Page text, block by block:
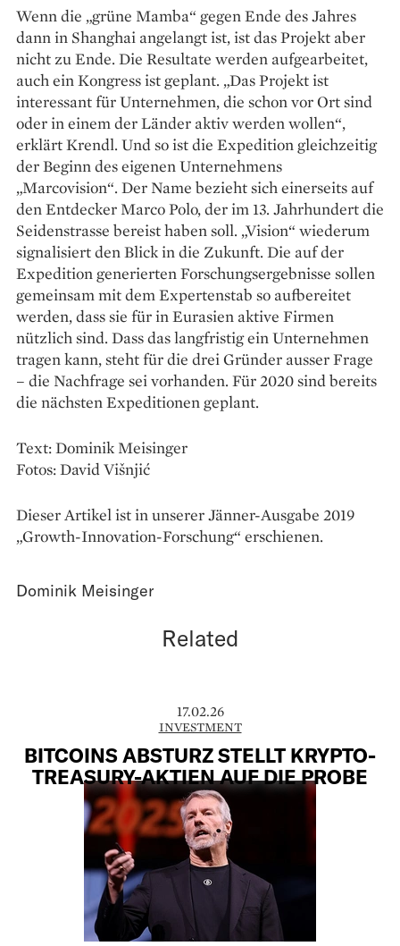
Wenn die „grüne ­Mamba“ gegen Ende des Jahres
dann in ­Shanghai angelangt ist, ist das Projekt aber
nicht zu Ende. Die Resultate ­werden aufgearbeitet,
auch ein Kongress ist geplant. „Das Projekt ist
interessant für Unternehmen, die schon vor Ort sind
oder in einem der Länder aktiv werden wollen“,
erklärt Krendl. Und so ist die Expedition gleichzeitig
der Beginn des eigenen Unternehmens
„Marcovision“. Der Name bezieht sich einerseits auf
den Entdecker Marco Polo, der im 13. Jahrhundert die
Seidenstrasse bereist haben soll. „Vision“ wiederum
signalisiert den Blick in die Zukunft. Die auf der
Expedition ­generierten Forschungs­ergebnisse sollen
gemeinsam mit dem Expertenstab so aufbereitet
werden, dass sie für in ­Eurasien aktive Firmen
nützlich sind. Dass das langfristig ein Unternehmen
tragen kann, steht für die drei Gründer ausser Frage
– die Nachfrage sei vorhanden. Für 2020 sind bereits
die nächsten Expeditionen geplant.
Text: Dominik Meisinger
Fotos: David Višnjić
Dieser Artikel ist in unserer Jänner-Ausgabe 2019
„Growth-Innovation-Forschung“ erschienen.
Dominik Meisinger
Related
17.02.26
INVESTMENT
BITCOINS ABSTURZ STELLT KRYPTO-
TREASURY-AKTIEN AUF DIE PROBE